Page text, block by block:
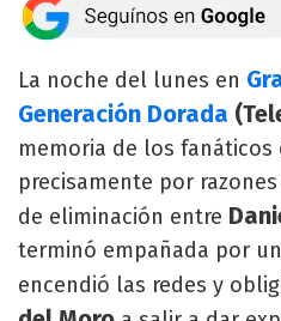
La noche del lunes en
Generación Dorada
memoria de los
precisamente por
de eliminación entre
terminó empañada por
encendió las redes y